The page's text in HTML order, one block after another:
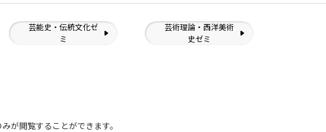
芸能史・伝統文化ゼ
ミ
芸術理論・西洋美術
史ゼミ
が閲覧することができます。